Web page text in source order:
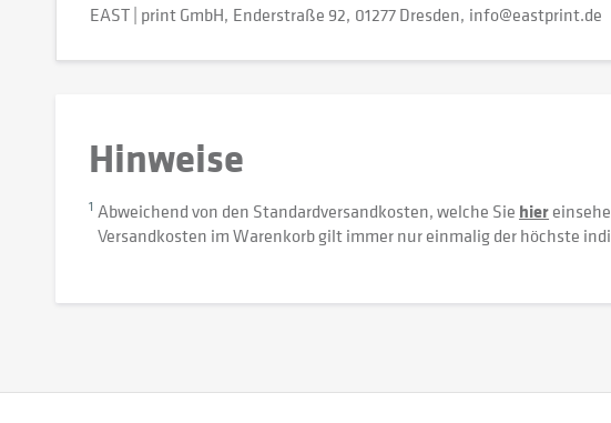
EAST | print GmbH Enderstraße 92 01277 Dresden info@eastprint.de
Hinweise
1 Abweichend von den Standardversandkosten, welche Sie hier
Versandkosten im Warenkorb gilt immer nur einmalig der höchste